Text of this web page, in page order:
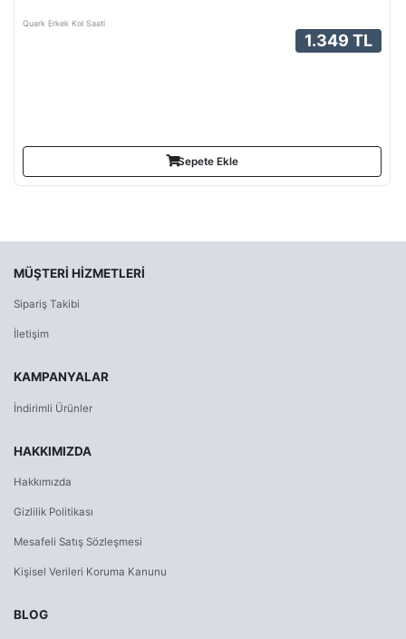
Quark Erkek Kol Saati
1.349 TL
Sepete Ekle
MÜŞTERI HIZMETLERI
Sipariş Takibi
İletişim
KAMPANYALAR
İndirimli Ürünler
HAKKIMIZDA
Hakkımızda
Gizlilik Politikası
Mesafeli Satış Sözleşmesi
Kişisel Verileri Koruma Kanunu
BLOG